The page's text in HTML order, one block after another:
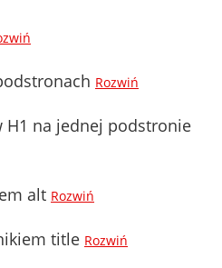
Rozwiń
H1 na jednej podstronie
alt Rozwiń
title Rozwiń